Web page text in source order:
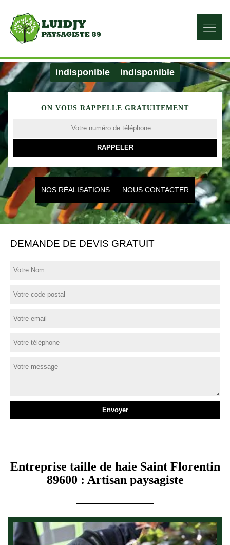
indisponible indisponible
ON VOUS RAPPELLE GRATUITEMENT
NOS RÉALISATIONS NOUS CONTACTER
DEMANDE DE DEVIS GRATUIT
Entreprise taille de haie Saint Florentin
89600 : Artisan paysagiste